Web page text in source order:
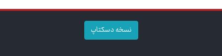
نسخه دسکتاپ